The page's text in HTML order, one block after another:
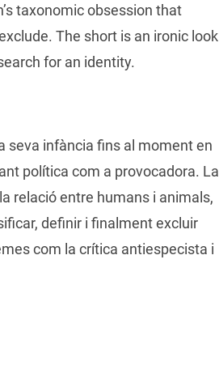
taxonomic obsession that
The short is an ironic look
for an identity.
seva infància fins al moment en
política com a provocadora. La
relació entre humans i animals,
definir i finalment excluir
com la crítica antiespecista i